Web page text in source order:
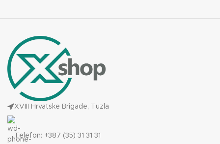
XVIII Hrvatske Brigade, Tuzla
Telefon: +387 (35) 31 31 31